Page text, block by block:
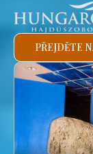
PŘEJDĚTE